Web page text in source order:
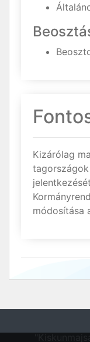
Kizárólag
módosítása